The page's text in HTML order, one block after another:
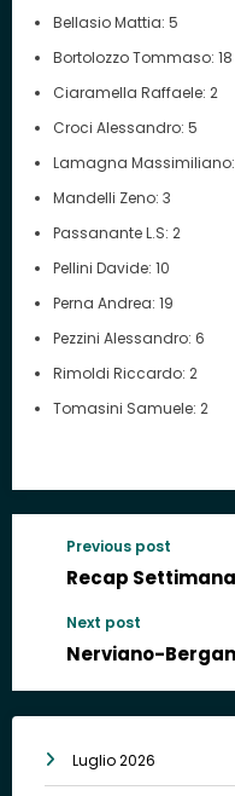
Bellasio Mattia: 5
Bortolozzo Tommaso: 18
Ciaramella Raffaele: 2
Croci Alessandro: 5
Lamagna
Mandelli Zeno: 3
Passanante L.S: 2
Pellini Davide: 10
Perna Andrea: 19
Pezzini Alessandro: 6
Rimoldi Riccardo: 2
Tomasini Samuele: 2
Previous post
Recap
Next post
Nerviano-
Luglio 2026